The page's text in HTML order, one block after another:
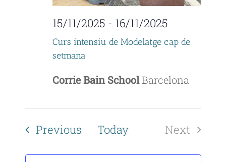
w
a
g
15/11/2025 - 16/11/2025
Curs intensiu de Modelatge cap de
setmana
Corrie Bain SchoolBarcelona
PreviousEvents
Today
Next